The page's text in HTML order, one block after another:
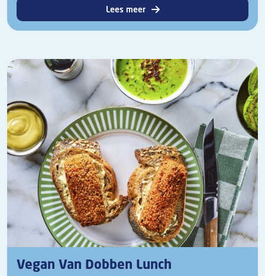
Lees meer
Vegan Van Dobben Lunch